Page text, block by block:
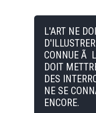
L'ART NE
CONNUE Ã
DOIT
DES
NE SE
ENCORE.